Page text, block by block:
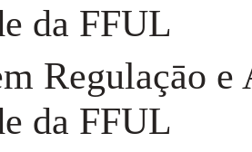
da FFUL
Regulaçāo
da FFUL